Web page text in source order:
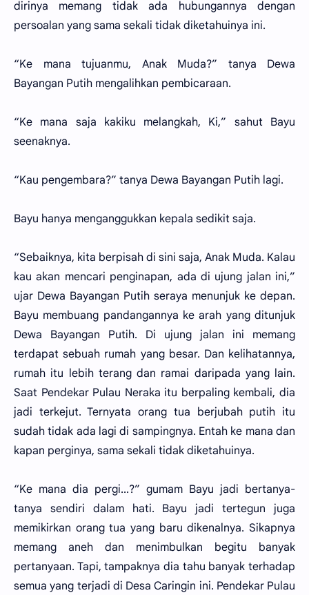
dirinya memang tidak ada hubungannya dengan
persoalan yang sama sekali tidak diketahuinya ini.
“Ke mana tujuanmu, Anak Muda?” tanya Dewa
Bayangan Putih mengalihkan pembicaraan.
“Ke mana saja kakiku melangkah, Ki,” sahut Bayu
seenaknya.
“Kau pengembara?” tanya Dewa Bayangan Putih lagi.
Bayu hanya menganggukkan kepala sedikit saja.
“Sebaiknya, kita berpisah di sini saja, Anak Muda. Kalau
kau akan mencari penginapan, ada di ujung jalan ini,”
ujar Dewa Bayangan Putih seraya menunjuk ke depan.
Bayu membuang pandangannya ke arah yang ditunjuk
Dewa Bayangan Putih. Di ujung jalan ini memang
terdapat sebuah rumah yang besar. Dan kelihatannya,
rumah itu lebih terang dan ramai daripada yang lain.
Saat Pendekar Pulau Neraka itu berpaling kembali, dia
jadi terkejut. Ternyata orang tua berjubah putih itu
sudah tidak ada lagi di sampingnya. Entah ke mana dan
kapan perginya, sama sekali tidak diketahuinya.
“Ke mana dia pergi...?” gumam Bayu jadi bertanya-
tanya sendiri dalam hati. Bayu jadi tertegun juga
memikirkan orang tua yang baru dikenalnya. Sikapnya
memang aneh dan menimbulkan begitu banyak
pertanyaan. Tapi, tampaknya dia tahu banyak terhadap
semua yang terjadi di Desa Caringin ini. Pendekar Pulau